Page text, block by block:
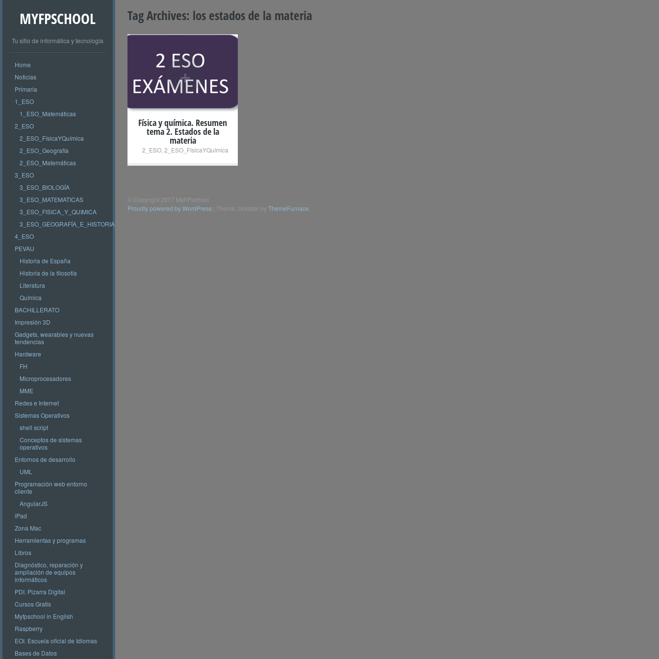
MYFPSCHOOL
Tu sitio de informática y tecnología
Home
Noticias
Primaria
1_ESO
1_ESO_Matemáticas
2_ESO
2_ESO_FísicaYQuímica
2_ESO_Geografía
2_ESO_Matemáticas
3_ESO
3_ESO_BIOLOGÍA
3_ESO_MATEMATICAS
3_ESO_FISICA_Y_QUIMICA
3_ESO_GEOGRAFÍA_E_HISTORIA
4_ESO
PEVAU
Historia de España
Historia de la filosofía
Literatura
Química
BACHILLERATO
Impresión 3D
Gadgets, wearables y nuevas
tendencias
Hardware
FH
Microprocesadores
MME
Redes e Internet
Sistemas Operativos
shell script
Conceptos de sistemas
operativos
Entornos de desarrollo
UML
Programación web entorno
cliente
AngularJS
iPad
Zona Mac
Herramientas y programas
Libros
Diagnóstico, reparación y
ampliación de equipos
informáticos
PDI. Pizarra Digital
Cursos Gratis
Myfpschool in English
Raspberry
EOI. Escuela oficial de Idiomas
Bases de Datos
Tag Archives: los estados de la materia
+
Física y química. Resumen
tema 2. Estados de la
materia
2_ESO, 2_ESO_FísicaYQuímica
© Copyright 2017 MyFPschool
Proudly powered by WordPress Theme: Gridster by ThemeFurnace